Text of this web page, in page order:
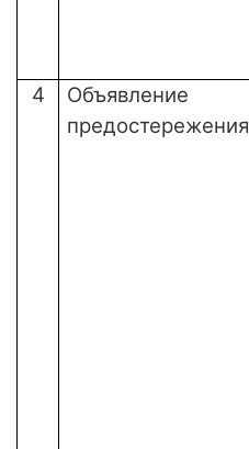
4
Объявление
предостережения